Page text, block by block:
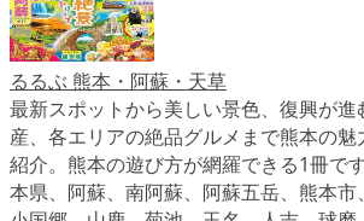
るるぶ 熊本・阿蘇・天草
最新スポットから美しい景色、復興が進
産、各エリアの絶品グルメまで熊本の魅
紹介。熊本の遊び方が網羅できる1冊で
本県、阿蘇、南阿蘇、阿蘇五岳、熊本市